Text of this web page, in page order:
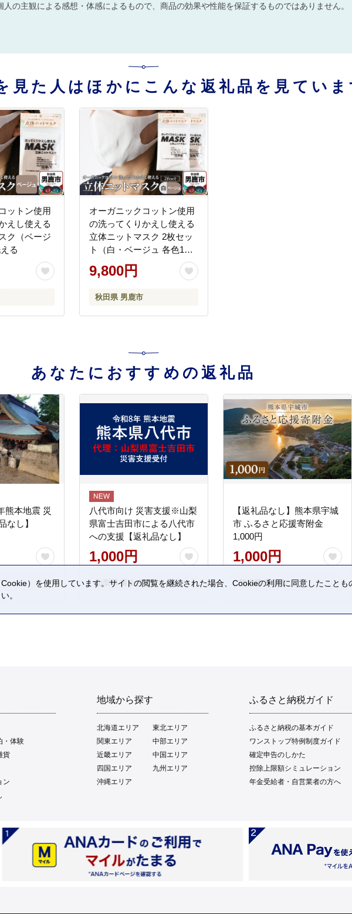
の主観による感想・体感によるもので、商品の効果や性能を保証するものではありません。
見た人はほかにこんな返礼品を見ていま
ットン使用
えし使える
ク（ベージ
る
オーガニックコットン使用
の洗ってくりかえし使える
立体ニットマスク 2枚セッ
ト（白・ベージュ 各色1
枚）日本製 洗える
9,800円
秋田県 男鹿市
あなたにおすすめの返礼品
熊本地震 災
なし】
八代市向け 災害支援※山梨
県富士吉田市による八代市
への支援【返礼品なし】
1,000円
山梨県 富士吉田市
【返礼品なし】熊本県宇城
市 ふるさと応援寄附金
1,000円
1,000円
熊本県 宇城市
・体験
貨
ン
地域から探す
北海道エリア
東北エリア
関東エリア
中部エリア
近畿エリア
中国エリア
四国エリア
九州エリア
沖縄エリア
ふるさと納税ガイド
ふるさと納税の基本ガイド
ワンストップ特例制度ガイド
確定申告のしかた
控除上限額シミュレーション
年金受給者・自営業者の方へ
）を使用しています。サイトの閲覧を継続された場合、Cookieの利用に同意したことも
。